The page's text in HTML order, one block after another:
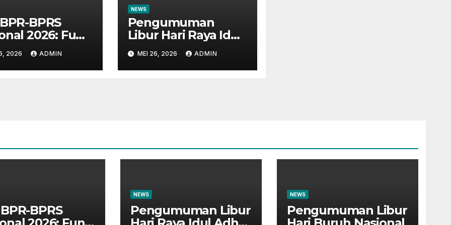
BPRS
2026: Fun
Bersama
dan
Perbankan
2026 ADMIN
NEWS
Pengumuman
Libur Hari Raya Idul
Adha 1447 H
MEI 26, 2026 ADMIN
BPRS
NEWS
Pengumuman Libur
NEWS
Pengumuman Libur